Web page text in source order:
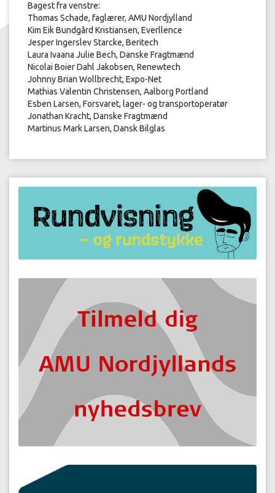
Bagest fra venstre:
Thomas Schade, faglærer, AMU Nordjylland
Kim Eik Bundgård Kristiansen, Everllence
Jesper Ingerslev Starcke, Beritech
Laura Ivaana Julie Bech, Danske Fragtmænd
Nicolai Boier Dahl Jakobsen, Renewtech
Johnny Brian Wollbrecht, Expo-Net
Mathias Valentin Christensen, Aalborg Portland
Esben Larsen, Forsvaret, lager- og transportoperatør
Jonathan Kracht, Danske Fragtmænd
Martinus Mark Larsen, Dansk Bilglas